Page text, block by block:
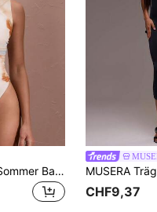
SHEIN BAE Damen Sommer Batik-Muster plissiert asymmetrischen Bodysuit ärmellos und eng anliegend
CHF9,37